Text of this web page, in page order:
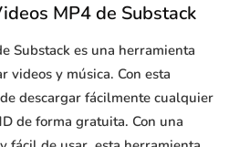
MP4 de Substack
Substack es una herramienta
videos y música. Con esta
descargar fácilmente cualquier
de forma gratuita. Con una